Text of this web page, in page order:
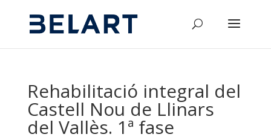
Rehabilitació integral del
Castell Nou de Llinars
del Vallès. 1ª fase